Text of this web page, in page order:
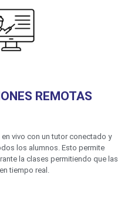
REMOTAS
vivo con un tutor conectado y
los alumnos. Esto permite
la clases permitiendo que las
tiempo real.